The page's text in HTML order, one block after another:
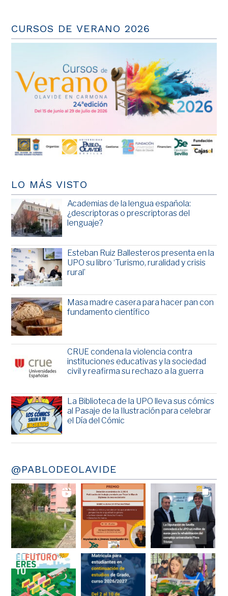
CURSOS DE VERANO 2026
LO MÁS VISTO
Academias de la lengua española:
¿descriptoras o prescriptoras del
lenguaje?
Esteban Ruiz Ballesteros presenta en la
UPO su libro ‘Turismo, ruralidad y crisis
rural’
Masa madre casera para hacer pan con
fundamento científico
CRUE condena la violencia contra
instituciones educativas y la sociedad
civil y reafirma su rechazo a la guerra
La Biblioteca de la UPO lleva sus cómics
al Pasaje de la Ilustración para celebrar
el Día del Cómic
@PABLODEOLAVIDE